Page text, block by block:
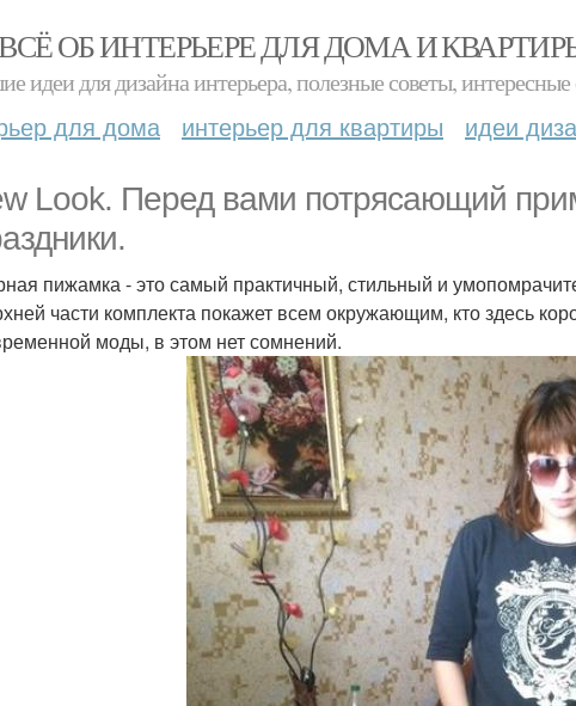
ОБ ИНТЕРЬЕРЕ ДЛЯ ДОМА И
идеи для дизайна интерьера, полезные советы, интересные
для дома интерьер для квартиры идеи
Look. Перед вами потрясающий
пижамка - это самый практичный, стильный и
части комплекта покажет всем окружающим, кто здесь
моды, в этом нет сомнений.